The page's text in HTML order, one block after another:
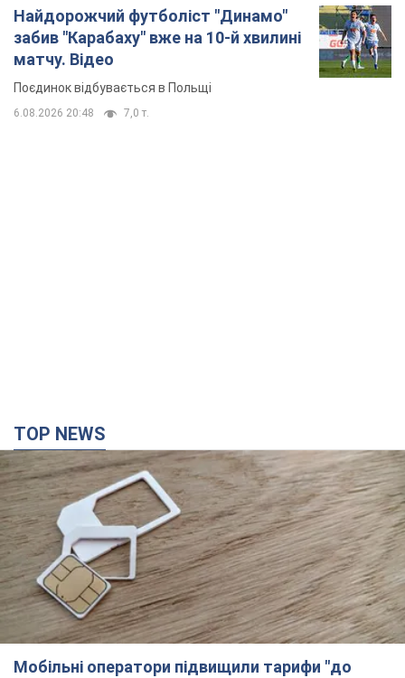
Найдорожчий футболіст "Динамо"
забив "Карабаху" вже на 10-й хвилині
матчу. Відео
Поєдинок відбувається в Польщі
6.08.2026 20:48 7,0 т.
TOP NEWS
Мобільні оператори підвищили тарифи "до